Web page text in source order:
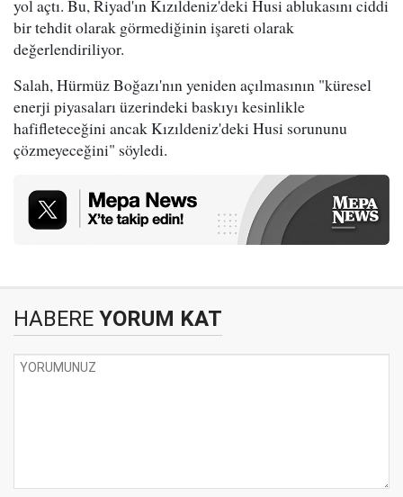
yol açtı. Bu, Riyad'ın Kızıldeniz'deki Husi ablukasını ciddi
bir tehdit olarak görmediğinin işareti olarak
değerlendiriliyor.
Salah, Hürmüz Boğazı'nın yeniden açılmasının "küresel
enerji piyasaları üzerindeki baskıyı kesinlikle
hafifleteceğini ancak Kızıldeniz'deki Husi sorununu
çözmeyeceğini" söyledi.
HABERE YORUM KAT